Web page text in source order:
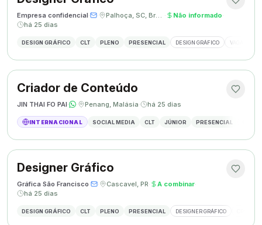
Empresa confidencial· · Palhoça, SC, Brasil · Não informado·
há 25 dias
DESIGN GRÁFICO CLT PLENO PRESENCIAL DESIGN GRÁFICO VAGA
Criador de Conteúdo
JIN THAI FO PAI· · Penang, Malásia· há 25 dias
INTERNACIONAL SOCIAL MEDIA CLT JÚNIOR PRESENCIAL
Designer Gráfico
Gráfica São Francisco· · Cascavel, PR· A combinar·
há 25 dias
DESIGN GRÁFICO CLT PLENO PRESENCIAL DESIGNER GRÁFICO